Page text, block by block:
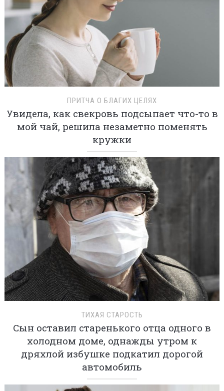
ПРИТЧА О БЛАГИХ ЦЕЛЯХ
Увидела, как свекровь подсыпает что-то в
мой чай, решила незаметно поменять
кружки
ТИХАЯ СТАРОСТЬ
Сын оставил старенького отца одного в
холодном доме, однажды утром к
дряхлой избушке подкатил дорогой
автомобиль